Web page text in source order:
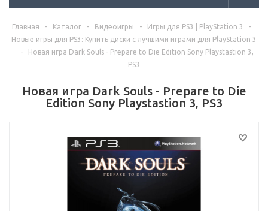
Главная - Каталог - Видеоигры - Игры для PS3 | PlayStation 3
-
Новые игры для PS3: Купить диски с лучшими играми для PlayStation 3
-
Новая игра Dark Souls - Prepare to Die Edition Sony Playstastion 3,
PS3
Новая игра Dark Souls - Prepare to Die
Edition Sony Playstastion 3, PS3